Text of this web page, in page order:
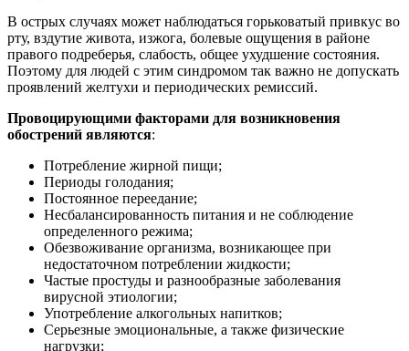
В острых случаях может наблюдаться горьковатый привкус во
рту, вздутие живота, изжога, болевые ощущения в районе
правого подреберья, слабость, общее ухудшение состояния.
Поэтому для людей с этим синдромом так важно не допускать
проявлений желтухи и периодических ремиссий.
Провоцирующими факторами для возникновения
обострений являются:
Потребление жирной пищи;
Периоды голодания;
Постоянное переедание;
Несбалансированность питания и не соблюдение
определенного режима;
Обезвоживание организма, возникающее при
недостаточном потреблении жидкости;
Частые простуды и разнообразные заболевания
вирусной этиологии;
Употребление алкогольных напитков;
Серьезные эмоциональные, а также физические
нагрузки;